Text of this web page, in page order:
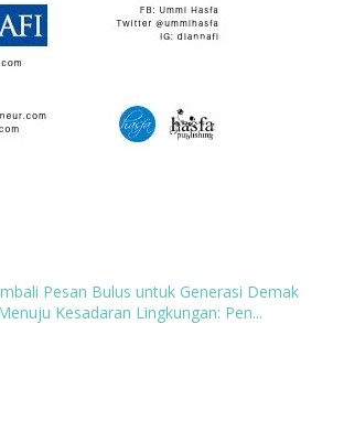
Pesan Bulus untuk Generasi Demak
Kesadaran Lingkungan: Pen...